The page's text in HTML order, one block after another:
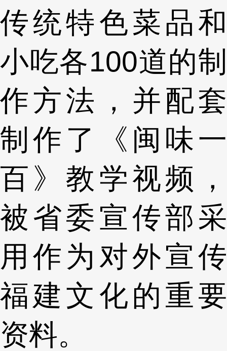
传统特色菜品和
小吃各100道的制
作方法，并配套
制作了《闽味一
百》教学视频，
被省委宣传部采
用作为对外宣传
福建文化的重要
资料。